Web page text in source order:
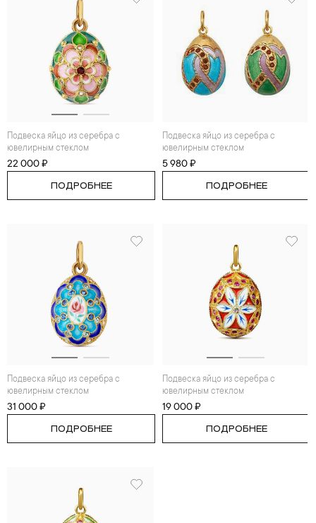
Подвеска яйцо из серебра с
ювелирным стеклом
22 000 ₽
ПОДРОБНЕЕ
Подвеска яйцо из серебра с
ювелирным стеклом
5 980 ₽
ПОДРОБНЕЕ
Подвеска яйцо из серебра с
ювелирным стеклом
31 000 ₽
ПОДРОБНЕЕ
Подвеска яйцо из серебра с
ювелирным стеклом
19 000 ₽
ПОДРОБНЕЕ